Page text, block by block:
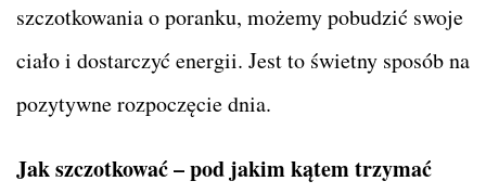
szczotkowania o poranku, możemy pobudzić swoje
ciało i dostarczyć energii. Jest to świetny sposób na
pozytywne rozpoczęcie dnia.
Jak szczotkować – pod jakim kątem trzymać